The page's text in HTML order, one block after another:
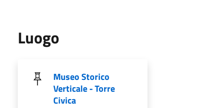
Luogo
Museo Storico
Verticale - Torre
Civica